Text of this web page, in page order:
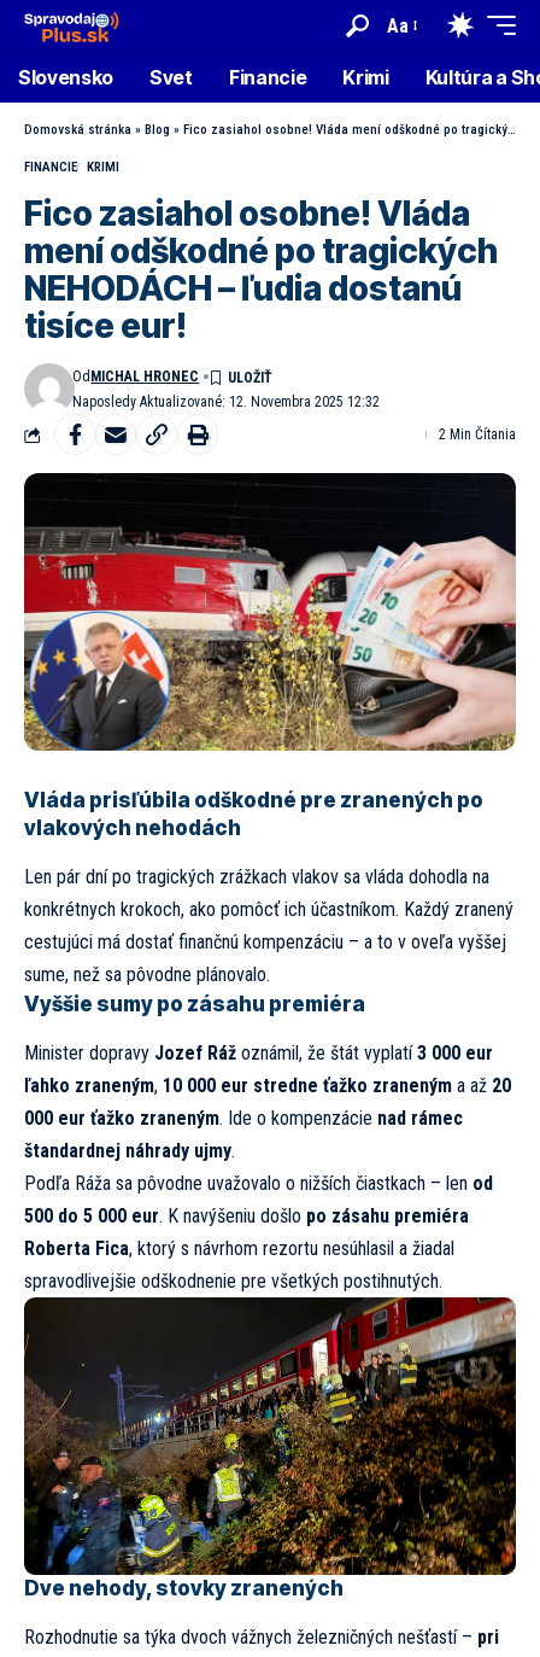
Aa
Slovensko Svet Financie Krimi Kultúra a
Domovská stránka » Blog » Fico zasiahol osobne! Vláda mení odškodné po tragických NEHODÁCH – ľudia dostanú tisíce eur!
FINANCIE KRIMI
Fico zasiahol osobne! Vláda
mení odškodné po tragických
NEHODÁCH – ľudia dostanú
tisíce eur!
Naposledy Aktualizované: 12. Novembra 2025 12:32
Od MICHAL HRONEC
2 Min Čítania
Vláda prisľúbila odškodné pre zranených po
vlakových nehodách
Len pár dní po tragických zrážkach vlakov sa vláda dohodla na
konkrétnych krokoch, ako pomôcť ich účastníkom. Každý zranený
cestujúci má dostať finančnú kompenzáciu – a to v oveľa vyššej
sume, než sa pôvodne plánovalo.
Vyššie sumy po zásahu premiéra
Minister dopravy Jozef Ráž oznámil, že štát vyplatí3 000 eur
ľahko zraneným, 10 000 eur stredne ťažko zraneným a až 20
000 eur ťažko zraneným. Ide o kompenzácie nad rámec
štandardnej náhrady ujmy.
Podľa Ráža sa pôvodne uvažovalo o nižších čiastkach – len od
500 do 5 000 eur. K navýšeniu došlo po zásahu premiéra
Roberta Fica, ktorý s návrhom rezortu nesúhlasil a žiadal
spravodlivejšie odškodnenie pre všetkých postihnutých.
Dve nehody, stovky zranených
Rozhodnutie sa týka dvoch vážnych železničných nešťastí – pri